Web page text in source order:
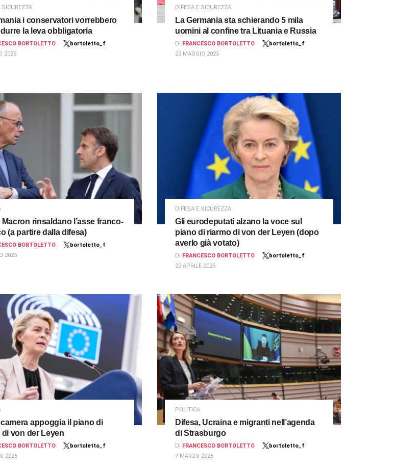
SICUREZZA
i conservatori vorrebbero
la leva obbligatoria
BORTOLETTO
bortoletto_f
2025
DIFESA E SICUREZZA
La Germania sta schierando 5 mila
uomini al confine tra Lituania e Russia
DI FRANCESCO BORTOLETTO
bortoletto_f
23 MAGGIO 2025
Macron rinsaldano l’asse franco-
(a partire dalla difesa)
BORTOLETTO
bortoletto_f
2025
DIFESA E SICUREZZA
Gli eurodeputati alzano la voce sul
piano di riarmo di von der Leyen (dopo
averlo già votato)
DI FRANCESCO BORTOLETTO
bortoletto_f
23 APRILE 2025
appoggia il piano di
di von der Leyen
BORTOLETTO
bortoletto_f
2025
POLITICA
Difesa, Ucraina e migranti nell’agenda
di Strasburgo
DI FRANCESCO BORTOLETTO
bortoletto_f
7 MARZO 2025